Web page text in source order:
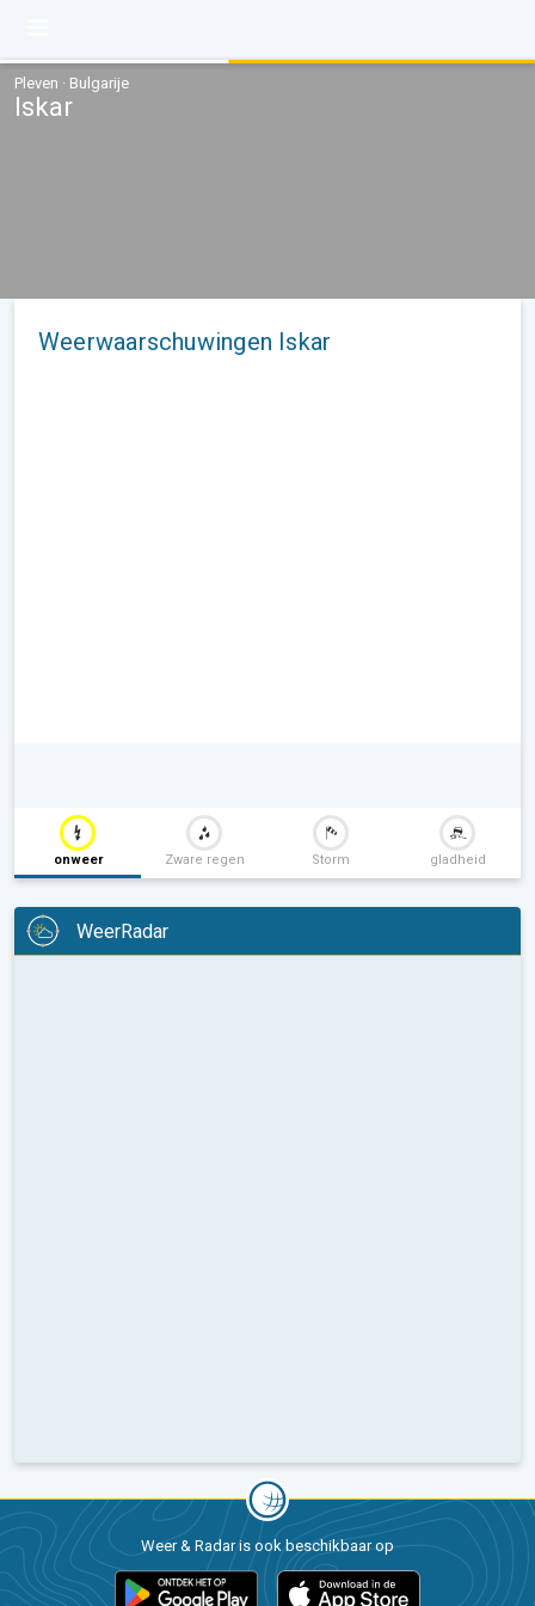
Pleven · Bulgarije
Iskar
Weerwaarschuwingen Iskar
onweer Zware regen Storm gladheid
WeerRadar
Weer & Radar is ook beschikbaar op